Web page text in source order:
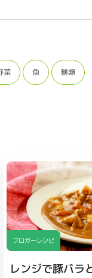
菜 魚 麺類
ブロガーレシピ
レンジで豚バラ